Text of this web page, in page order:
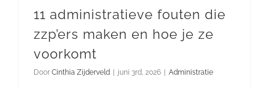
11 administratieve fouten die
zzp’ers maken en hoe je ze
voorkomt
Door Cinthia Zijderveld | juni 3rd, 2026 | Administratie